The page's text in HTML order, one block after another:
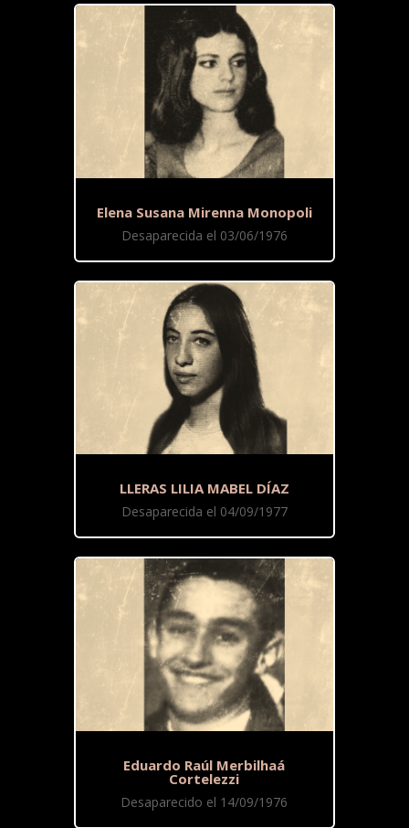
Elena Susana Mirenna Monopoli
Desaparecida el 03/06/1976
LLERAS LILIA MABEL DÍAZ
Desaparecida el 04/09/1977
Eduardo Raúl Merbilhaá
Cortelezzi
Desaparecido el 14/09/1976